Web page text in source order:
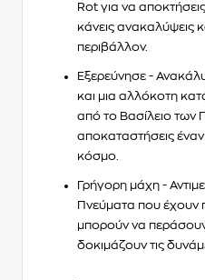
Rot για να
κάνεις ανακαλύψεις
περιβάλλον.
Εξερεύνησε -
και μια αλλόκοτη
από το Βασίλειο των
αποκαταστήσεις
κόσμο.
Γρήγορη μάχη -
Πνεύματα που έχουν
μπορούν να
δοκιμάζουν τις